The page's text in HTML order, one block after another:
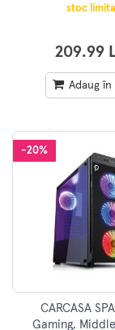
stoc
209.99
Adaug în
-20%
CARCASA
Gaming,